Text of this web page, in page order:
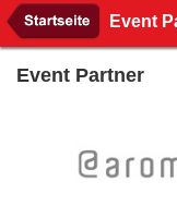
Event
Event Partner